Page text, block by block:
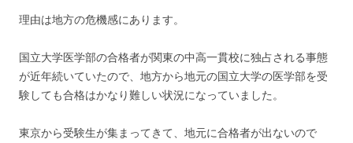
理由は地方の危機感にあります。
国立大学医学部の合格者が関東の中高一貫校に独占される事態
が近年続いていたので、地方から地元の国立大学の医学部を受
験しても合格はかなり難しい状況になっていました。
東京から受験生が集まってきて、地元に合格者が出ないので